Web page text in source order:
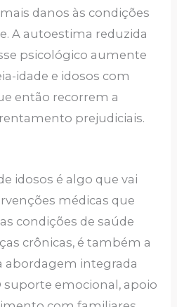
danos às condições
A autoestima reduzida
psicológico aumente
idade e idosos com
então recorrem a
prejudiciais.
idosos é algo que vai
médicas que
condições de saúde
crônicas, é também a
abordagem integrada
suporte emocional, apoio